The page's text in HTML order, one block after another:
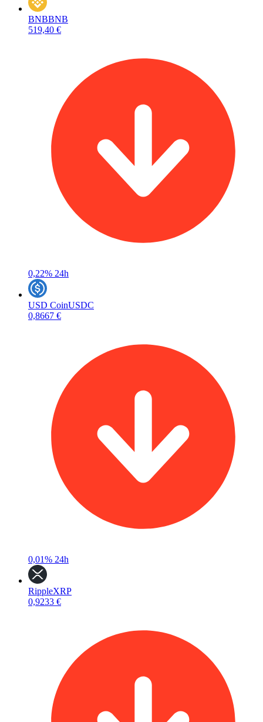
BNBBNB
519,40 €
0,22% 24h
USD CoinUSDC
0,8667 €
0,01% 24h
RippleXRP
0,9233 €